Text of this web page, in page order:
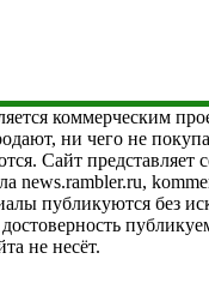
коммерческим
ни чего не
Сайт представляет
news.rambler.ru,
публикуются без
достоверность
не несёт.